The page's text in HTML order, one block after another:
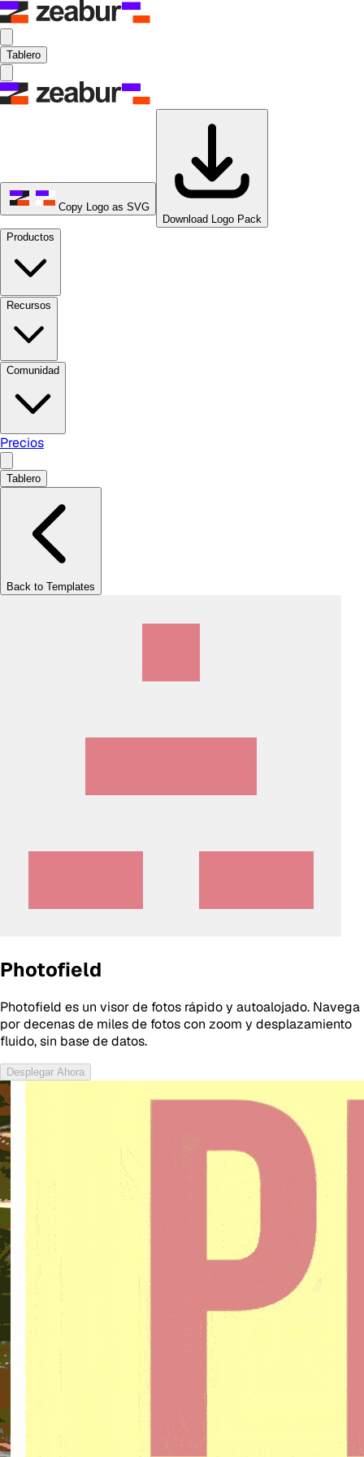
Tablero
Copy Logo as SVG
Download Logo Pack
Productos
Recursos
Comunidad
Precios
Tablero
Back to Templates
Photofield
Photofield es un visor de fotos rápido y autoalojado. Navega
por decenas de miles de fotos con zoom y desplazamiento
fluido, sin base de datos.
Desplegar Ahora